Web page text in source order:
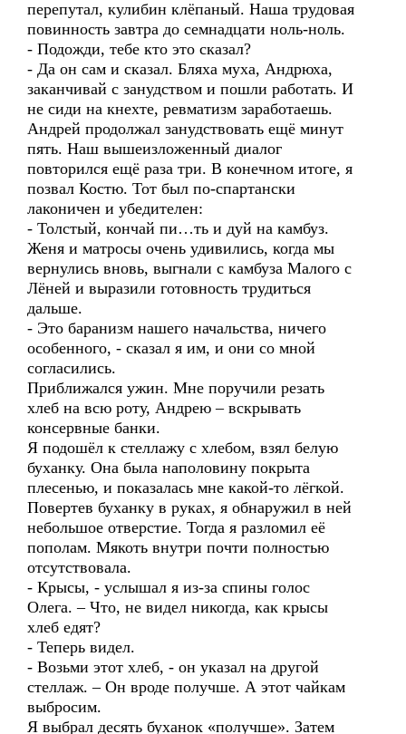
перепутал, кулибин клёпаный. Наша трудовая
повинность завтра до семнадцати ноль-ноль.
- Подожди, тебе кто это сказал?
- Да он сам и сказал. Бляха муха, Андрюха,
заканчивай с занудством и пошли работать. И
не сиди на кнехте, ревматизм заработаешь.
Андрей продолжал занудствовать ещё минут
пять. Наш вышеизложенный диалог
повторился ещё раза три. В конечном итоге, я
позвал Костю. Тот был по-спартански
лаконичен и убедителен:
- Толстый, кончай пи…ть и дуй на камбуз.
Женя и матросы очень удивились, когда мы
вернулись вновь, выгнали с камбуза Малого с
Лёней и выразили готовность трудиться
дальше.
- Это баранизм нашего начальства, ничего
особенного, - сказал я им, и они со мной
согласились.
Приближался ужин. Мне поручили резать
хлеб на всю роту, Андрею – вскрывать
консервные банки.
Я подошёл к стеллажу с хлебом, взял белую
буханку. Она была наполовину покрыта
плесенью, и показалась мне какой-то лёгкой.
Повертев буханку в руках, я обнаружил в ней
небольшое отверстие. Тогда я разломил её
пополам. Мякоть внутри почти полностью
отсутствовала.
- Крысы, - услышал я из-за спины голос
Олега. – Что, не видел никогда, как крысы
хлеб едят?
- Теперь видел.
- Возьми этот хлеб, - он указал на другой
стеллаж. – Он вроде получше. А этот чайкам
выбросим.
Я выбрал десять буханок «получше». Затем